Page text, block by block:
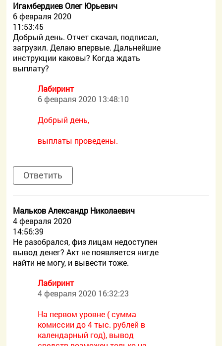
Игамбердиев Олег Юрьевич
6 февраля 2020
11:53:45
Добрый день. Отчет скачал, подписал,
загрузил. Делаю впервые. Дальнейшие
инструкции каковы? Когда ждать
выплату?
Лабиринт
6 февраля 2020 13:48:10
Добрый день,
выплаты проведены.
Ответить
Мальков Александр Николаевич
4 февраля 2020
14:56:39
Не разобрался, физ лицам недоступен
вывод денег? Акт не появляется нигде
найти не могу, и вывести тоже.
Лабиринт
4 февраля 2020 16:32:23
На первом уровне ( сумма
комиссии до 4 тыс. рублей в
календарный год), вывод